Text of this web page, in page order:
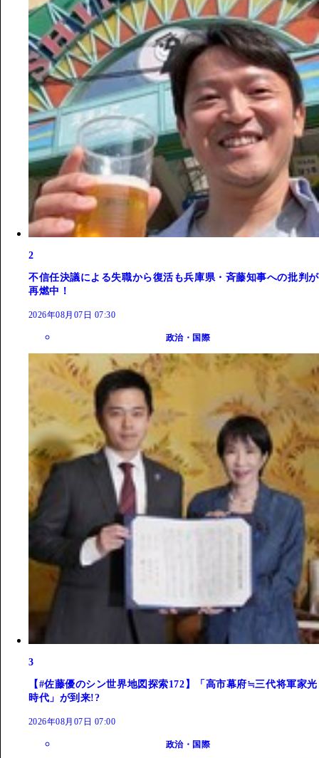
2
不信任決議による失職から復活も兵庫県・斉藤知事への批判が
再燃中！
2026年08月07日 07:30
政治・国際
3
【#佐藤優のシン世界地図探索172】「高市幕府≒三代将軍家光
時代」が到来!?
2026年08月07日 07:00
政治・国際